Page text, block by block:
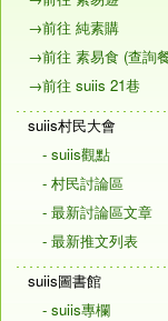
→前往 純素購
→前往 素易食 (查詢
→前往 suiis 21巷
suiis村民大會
- suiis觀點
- 村民討論區
- 最新討論區文章
- 最新推文列表
suiis圖書館
- suiis專欄